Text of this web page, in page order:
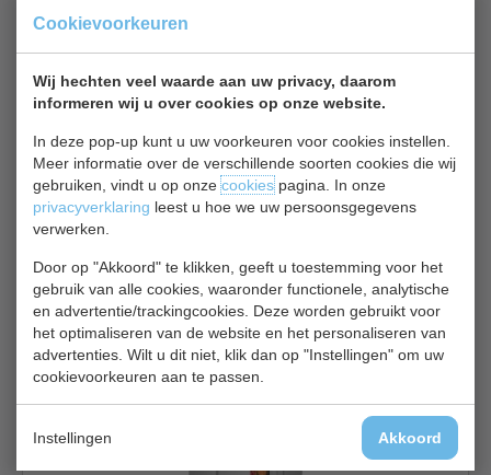
Cookievoorkeuren
Wij hechten veel waarde aan uw privacy, daarom
informeren wij u over cookies op onze website.
In deze pop-up kunt u uw voorkeuren voor cookies instellen.
Meer informatie over de verschillende soorten cookies die wij
gebruiken, vindt u op onzecookiespagina. In onze
privacyverklaring leest u hoe we uw persoonsgegevens
verwerken.
Door op "Akkoord" te klikken, geeft u toestemming voor het
gebruik van alle cookies, waaronder functionele, analytische
en advertentie/trackingcookies. Deze worden gebruikt voor
het optimaliseren van de website en het personaliseren van
advertenties. Wilt u dit niet, klik dan op "Instellingen" om uw
cookievoorkeuren aan te passen.
Instellingen Akkoord
Koelwerkbank bekijken
Saro Koelwerkbank EGN 2200 TN
Koelwerkbank met opstaande rand | 2 deurs | B136 x D70
x 85/95 cm
€ 1600,00
€ 1040,00
Koelwerkbank bekijken
Polar Koelwerkbank DL914